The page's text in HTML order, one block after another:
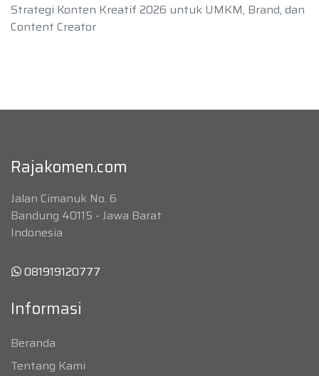
Strategi Konten Kreatif 2026 untuk UMKM, Brand, dan
Content Creator
Rajakomen.com
Jalan Cimanuk No. 6
Bandung 40115 - Jawa Barat
Indonesia
081919120777
Informasi
Beranda
Tentang Kami